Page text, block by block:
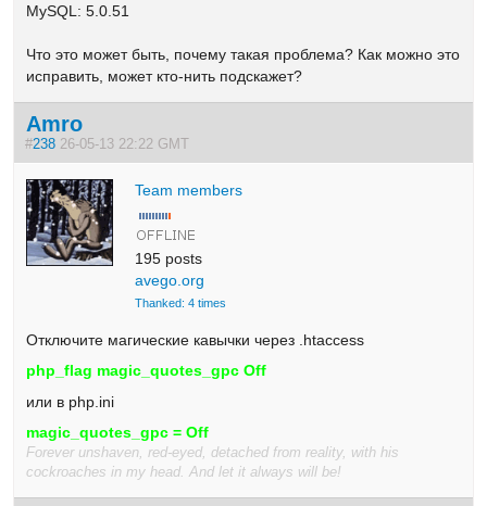
MySQL: 5.0.51
Что это может быть, почему такая проблема? Как можно это
исправить, может кто-нить подскажет?
Amro
#238 26-05-13 22:22 GMT
Team members
195 posts
avego.org
Thanked: 4 times
Отключите магические кавычки через .htaccess
php_flag magic_quotes_gpc Off
или в php.ini
magic_quotes_gpc = Off
Forever unshaven, red-eyed, detached from reality, with his
cockroaches in my head. And let it always will be!